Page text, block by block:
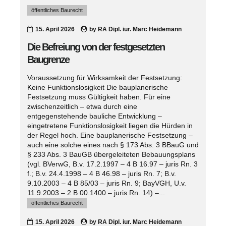
öffentliches Baurecht
15. April 2026 by RA Dipl. iur. Marc Heidemann
Die Befreiung von der festgesetzten
Baugrenze
Voraussetzung für Wirksamkeit der Festsetzung:
Keine Funktionslosigkeit Die bauplanerische
Festsetzung muss Gültigkeit haben. Für eine
zwischenzeitlich – etwa durch eine
entgegenstehende bauliche Entwicklung –
eingetretene Funktionslosigkeit liegen die Hürden in
der Regel hoch. Eine bauplanerische Festsetzung –
auch eine solche eines nach § 173 Abs. 3 BBauG und
§ 233 Abs. 3 BauGB übergeleiteten Bebauungsplans
(vgl. BVerwG, B.v. 17.2.1997 – 4 B 16.97 – juris Rn. 3
f.; B.v. 24.4.1998 – 4 B 46.98 – juris Rn. 7; B.v.
9.10.2003 – 4 B 85/03 – juris Rn. 9; BayVGH, U.v.
11.9.2003 – 2 B 00.1400 – juris Rn. 14) –...
öffentliches Baurecht
15. April 2026 byRA Dipl. iur. Marc Heidemann